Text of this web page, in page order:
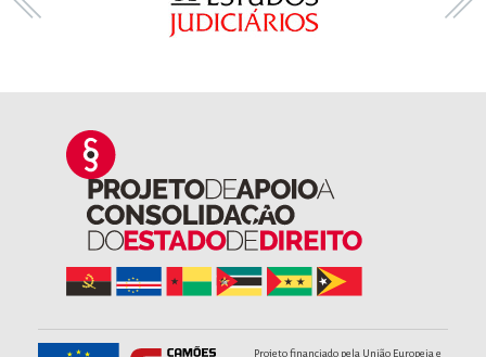
Projeto financiado pela União Europeia e